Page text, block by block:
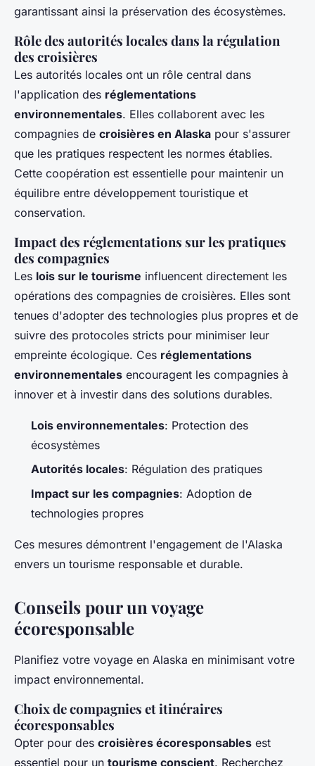
garantissant ainsi la préservation des écosystèmes.
Rôle des autorités locales dans la régulation
des croisières
Les autorités locales ont un rôle central dans
l'application des réglementations
environnementales. Elles collaborent avec les
compagnies de croisières en Alaska pour s'assurer
que les pratiques respectent les normes établies.
Cette coopération est essentielle pour maintenir un
équilibre entre développement touristique et
conservation.
Impact des réglementations sur les pratiques
des compagnies
Les lois sur le tourisme influencent directement les
opérations des compagnies de croisières. Elles sont
tenues d'adopter des technologies plus propres et de
suivre des protocoles stricts pour minimiser leur
empreinte écologique. Ces réglementations
environnementales encouragent les compagnies à
innover et à investir dans des solutions durables.
Lois environnementales: Protection des
écosystèmes
Autorités locales: Régulation des pratiques
Impact sur les compagnies: Adoption de
technologies propres
Ces mesures démontrent l'engagement de l'Alaska
envers un tourisme responsable et durable.
Conseils pour un voyage
écoresponsable
Planifiez votre voyage en Alaska en minimisant votre
impact environnemental.
Choix de compagnies et itinéraires
écoresponsables
Opter pour des croisières écoresponsables est
essentiel pour un tourisme conscient. Recherchez